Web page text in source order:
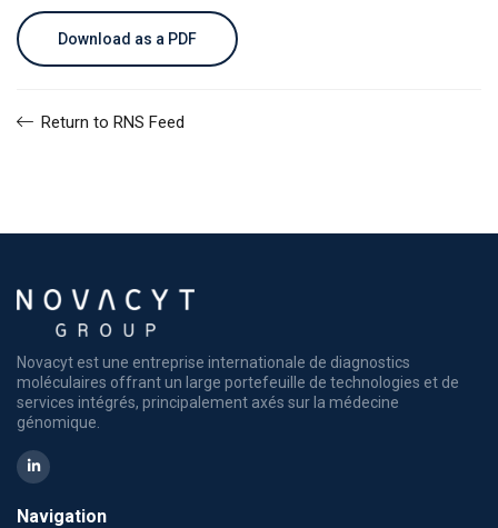
Download as a PDF
Return to RNS Feed
Novacyt est une entreprise internationale de diagnostics
moléculaires offrant un large portefeuille de technologies et de
services intégrés, principalement axés sur la médecine
génomique.
Navigation